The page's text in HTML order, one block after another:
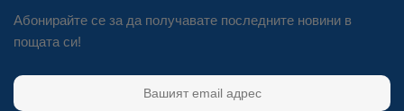
Абонирайте се за да получавате последните новини в
пощата си!